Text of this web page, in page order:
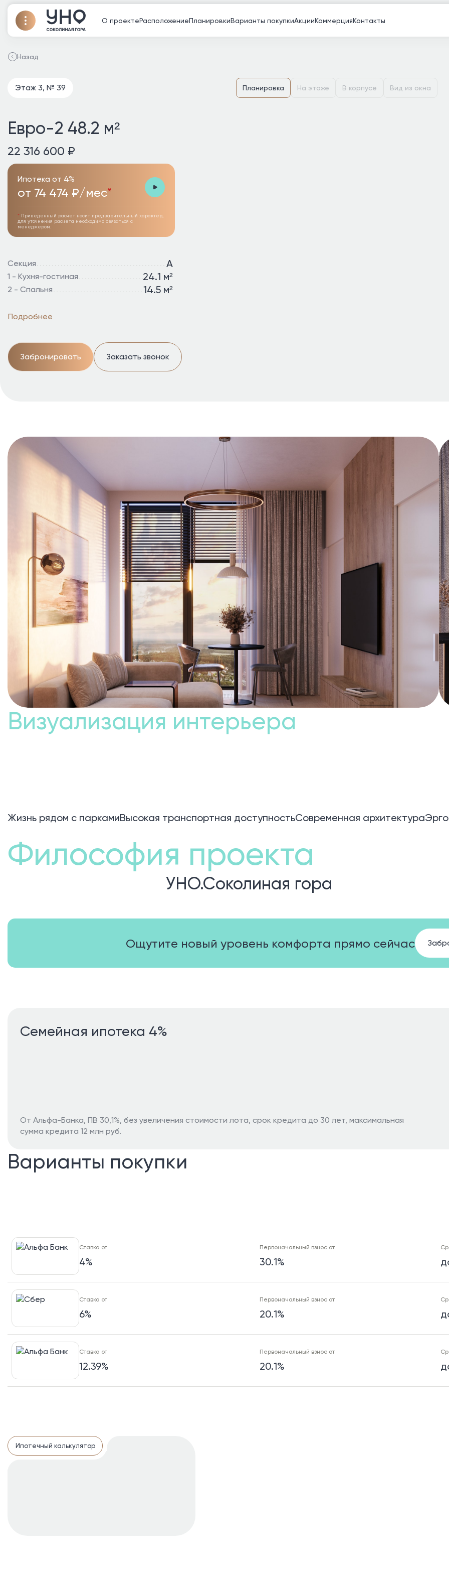
О проектеРасположениеПланировкиВарианты покупкиАкцииКоммерцияКонтакты
Назад
Этаж 3, № 39
Евро-2 48.2 м²
22 316 600 ₽
Ипотека от 4%
от 74 474 ₽/мес*
* Приведенный расчет носит предварительный характер,
для уточнения расчета необходимо связаться с
менеджером.
Секция А
1 - Кухня-гостиная 24.1 м²
2 - Спальня 14.5 м²
Подробнее
Забронировать Заказать звонок
Планировка На этаже В корпусе Вид из окна
Визуализация интерьера
Жизнь рядом с паркамиВысокая транспортная доступностьСовременная архитектура
Философия проекта
УНО.Соколиная гора
Ощутите новый уровень комфорта прямо сейчас
Семейная ипотека 4%
От Альфа-Банка, ПВ 30,1%, без увеличения стоимости лота, срок кредита до 30 лет, максимальная
сумма кредита 12 млн руб.
Варианты покупки
Ставка от
4%
Первоначальный взнос от
30.1%
Ставка от
6%
Первоначальный взнос от
20.1%
Ставка от
12.39%
Первоначальный взнос от
20.1%
Ставка от
Ипотечный калькулятор